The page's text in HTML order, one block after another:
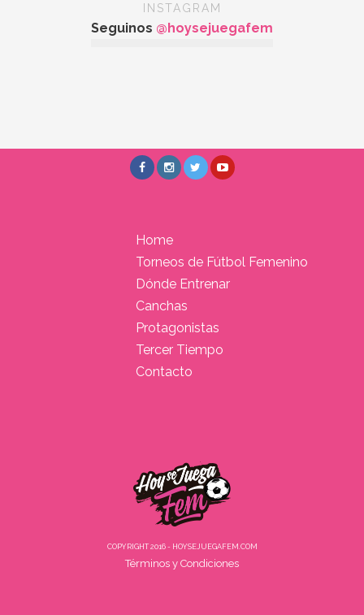
INSTAGRAM
Seguinos @hoysejuegafem
Home
Torneos de Fútbol Femenino
Dónde Entrenar
Canchas
Protagonistas
Tercer Tiempo
Contacto
COPYRIGHT 2016 - HOYSEJUEGAFEM.COM
Términos y Condiciones